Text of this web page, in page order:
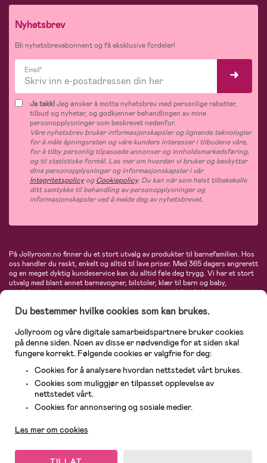
Nyhetsbrev
Bli nyhetsbrevabonnent og få eksklusive fordeler!
Email*
Ja takk!Jeg ønsker å motta nyhetsbrev med personlige rabatter,
tilbud og nyheter, og godkjenner behandlingen av mine
personopplysninger som beskrevet nedenfor.
Våre nyhetsbrev bruker informasjonskapsler og lignende teknologier
for å måle åpningsraten og våre kunders interesser i tilbudene våre,
for å tilby personlig tilpassede annonser og innholdsmarkedsføring,
og til statistiske formål. Les mer om hvordan vi bruker og beskytter
dine personopplysninger og informasjonskapsler i vår
IntegritetspolicyogCookiepolicy. Du kan når som helst tilbakekalle
ditt samtykke til behandling av personopplysninger og
informasjonskapsler ved å melde deg av nyhetsbrevet.
På Jollyroom.no finner du et stort utvalg av produkter til barnefamilien. Hos
oss handler du raskt, enkelt og alltid til lave priser. Med 365 dagers angrerett
og en meget dyktig kundeservice kan du alltid føle deg trygg. Vi har et stort
utvalg med blant annet barnevogner, bilstoler, klær til barn og baby,
produkter til mor, mengder av inspirerende interiør, leker, babyustyr og mye
Maxi-Cosi, Baby Jogger, BabyBjörn, Didriksons, KidKraft, Ergobaby, Philips
største nettbutikk for barn og baby!
Du bestemmer hvilke cookies som kan brukes.
Jollyroom og våre digitale samarbeidspartnere bruker cookies
på denne siden. Noen av disse er nødvendige for at siden skal
fungere korrekt. Følgende cookies er valgfrie for deg:
Cookies for å analysere hvordan nettstedet vårt brukes.
Cookies som muliggjør en tilpasset opplevelse av
nettstedet vårt.
Cookies for annonsering og sosiale medier.
Les mer om cookies